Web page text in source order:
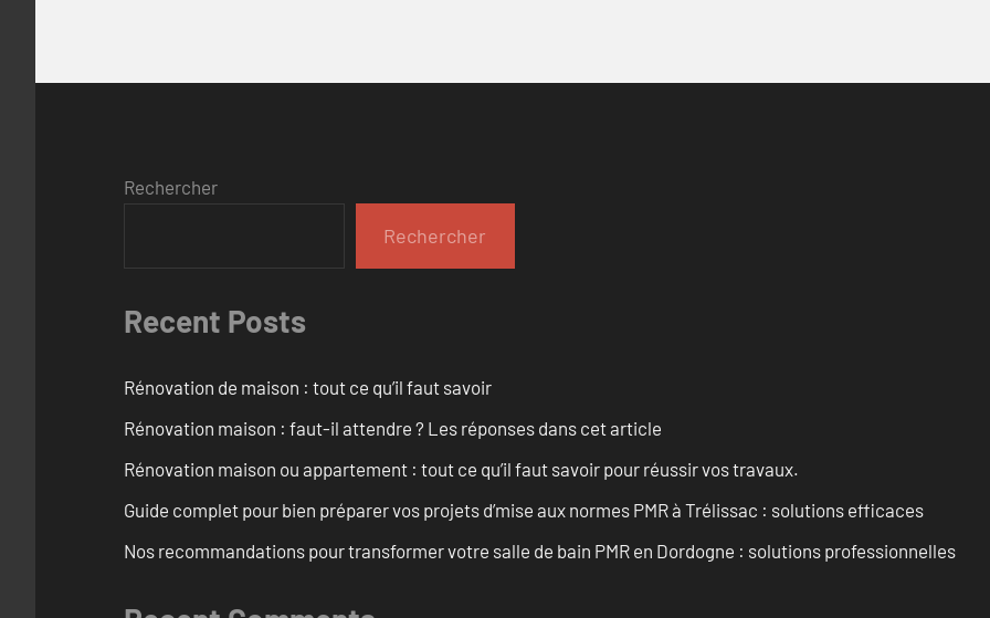
Rechercher
Rechercher
Recent Posts
Rénovation de maison : tout ce qu’il faut savoir
Rénovation maison : faut-il attendre ? Les réponses dans cet article
Rénovation maison ou appartement : tout ce qu’il faut savoir pour réussir vos travaux.
Guide complet pour bien préparer vos projets d’mise aux normes PMR à Trélissac : solutions efficaces
Nos recommandations pour transformer votre salle de bain PMR en Dordogne : solutions professionnelles